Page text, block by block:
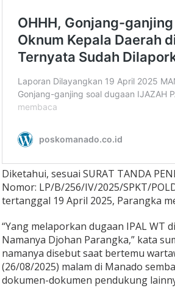
Diketahui, sesuai SURAT TANDA
Nomor: LP/B/256/IV/2025/SPKT/
tertanggal 19 April 2025, Parangka
“Yang melaporkan dugaan IPAL WT
Namanya Djohan Parangka,” kata
namanya disebut saat bertemu
(26/08/2025) malam di Manado
dokumen-dokumen pendukung